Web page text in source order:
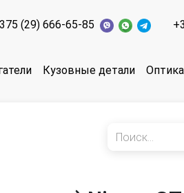
(29) 666-65-85
Кузовные детали Оптика